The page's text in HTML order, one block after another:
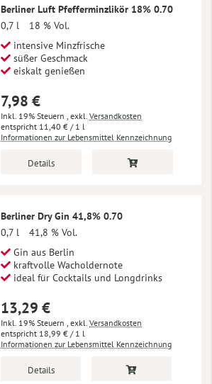
Berliner Luft Pfefferminzlikör 18% 0.70
0,7 l
18 % Vol.
intensive Minzfrische
süßer Geschmack
eiskalt genießen
7,98 €
Inkl. 19% Steuern , exkl. Versandkosten
11,40 € / 1 l
Informationen zur Lebensmittel Kennzeichnung
Details
Berliner Dry Gin 41,8% 0.70
0,7 l
41,8 % Vol.
Gin aus Berlin
kraftvolle Wacholdernote
ideal für Cocktails und Longdrinks
13,29 €
Inkl. 19% Steuern , exkl. Versandkosten
18,99 € / 1 l
Informationen zur Lebensmittel Kennzeichnung
Details